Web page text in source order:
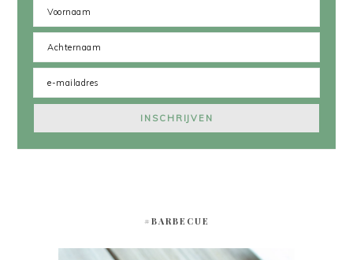
#BARBECUE